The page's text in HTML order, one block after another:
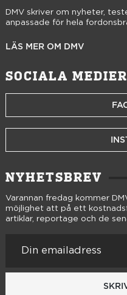
DMV skriver om nyheter,
anpassade för hela
LÄS MER OM DMV
SOCIALA MEDIER
NYHETSBREV
Varannan fredag kommer
möjlighet att på ett
artiklar, reportage och de